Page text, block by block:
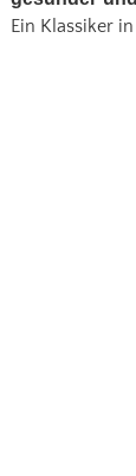
Ein Klassiker